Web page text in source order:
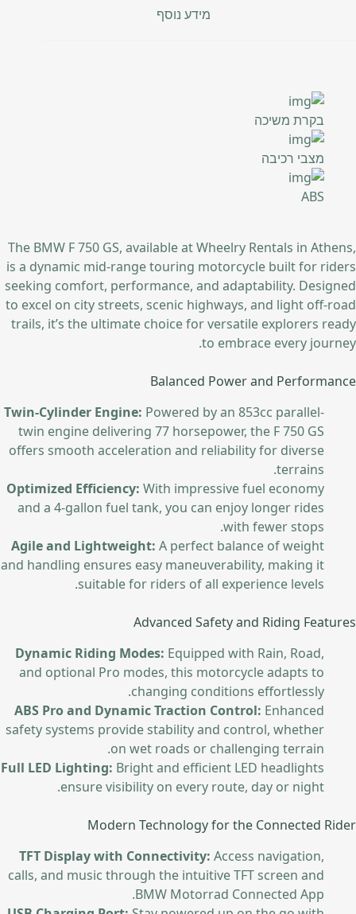
מידע נוסף
בקרת משיכה
מצבי רכיבה
ABS
The BMW F 750 GS, available at Wheelry Rentals in Athens,
is a dynamic mid-range touring motorcycle built for riders
seeking comfort, performance, and adaptability. Designed
to excel on city streets, scenic highways, and light off-road
trails, it’s the ultimate choice for versatile explorers ready
to embrace every journey.
Balanced Power and Performance
Twin-Cylinder Engine: Powered by an 853cc parallel-
twin engine delivering 77 horsepower, the F 750 GS
offers smooth acceleration and reliability for diverse
terrains.
Optimized Efficiency: With impressive fuel economy
and a 4-gallon fuel tank, you can enjoy longer rides
with fewer stops.
Agile and Lightweight: A perfect balance of weight
and handling ensures easy maneuverability, making it
suitable for riders of all experience levels.
Advanced Safety and Riding Features
Dynamic Riding Modes: Equipped with Rain, Road,
and optional Pro modes, this motorcycle adapts to
changing conditions effortlessly.
ABS Pro and Dynamic Traction Control: Enhanced
safety systems provide stability and control, whether
on wet roads or challenging terrain.
Full LED Lighting: Bright and efficient LED headlights
ensure visibility on every route, day or night.
Modern Technology for the Connected Rider
TFT Display with Connectivity: Access navigation,
calls, and music through the intuitive TFT screen and
BMW Motorrad Connected App.